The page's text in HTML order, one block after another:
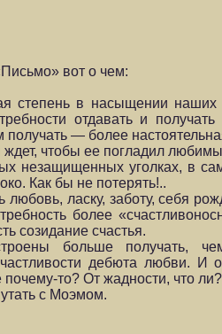
вот о чем:
степень в насыщении
отдавать и
получать — более
ждет, чтобы ее погладил
незащищенных уголках, в
Как бы не потерять!..
любовь, ласку, заботу, себя
более
созидание счастья.
больше получать,
дебюта любви. И
почему-то? От жадности, что ли?
с Моэмом.